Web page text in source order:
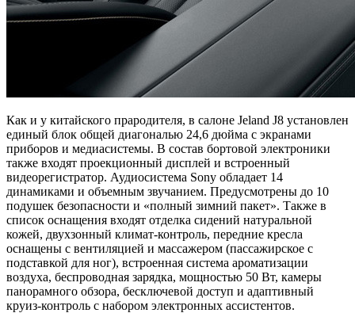
Как и у китайского прародителя, в салоне Jeland J8 установлен
единый блок общей диагональю 24,6 дюйма с экранами
приборов и медиасистемы. В состав бортовой электроники
также входят проекционный дисплей и встроенный
видеорегистратор. Аудиосистема Sony обладает 14
динамиками и объемным звучанием. Предусмотрены до 10
подушек безопасности и «полный зимний пакет». Также в
список оснащения входят отделка сидений натуральной
кожей, двухзонный климат-контроль, передние кресла
оснащены с вентиляцией и массажером (пассажирское с
подставкой для ног), встроенная система ароматизации
воздуха, беспроводная зарядка, мощностью 50 Вт, камеры
панорамного обзора, бесключевой доступ и адаптивный
круиз-контроль с набором электронных ассистентов.